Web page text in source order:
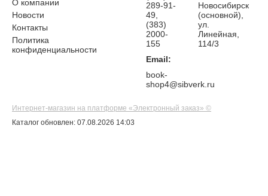
О компании
Новости
Контакты
Политика
конфиденциальности
289-91-
49,
(383)
2000-
155
Email:
book-
shop4@sibverk.ru
Новосибирск
(основной),
ул.
Линейная,
114/3
Интернет-магазин на платформе «Электронный заказ» ©
Каталог обновлен: 07.08.2026 14:03